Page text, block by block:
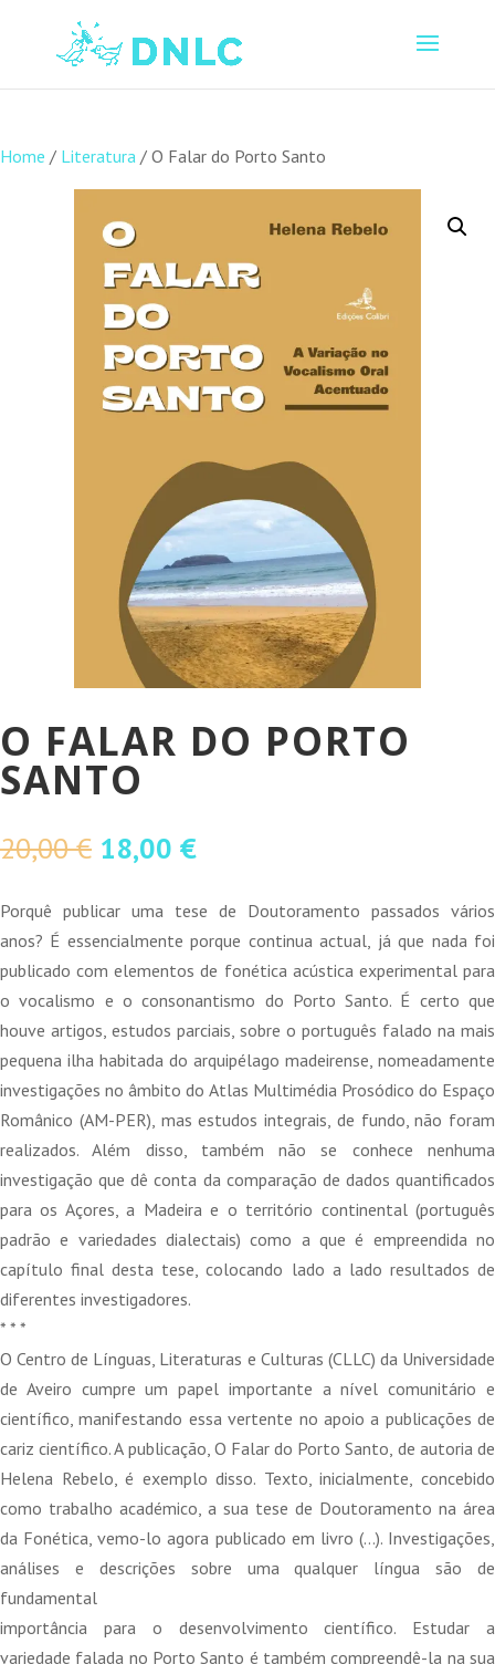
Home / Literatura / O Falar do Porto Santo
O FALAR DO PORTO
SANTO
20,00€ O
original
era:
20,00 €.
18,00 €O
atual
é:
18,00 €.
Porquê publicar uma tese de Doutoramento passados vários
anos? É essencialmente porque continua actual, já que nada foi
publicado com elementos de fonética acústica experimental para
o vocalismo e o consonantismo do Porto Santo. É certo que
houve artigos, estudos parciais, sobre o português falado na mais
pequena ilha habitada do arquipélago madeirense, nomeadamente
investigações no âmbito do Atlas Multimédia Prosódico do Espaço
Românico (AM-PER), mas estudos integrais, de fundo, não foram
realizados. Além disso, também não se conhece nenhuma
investigação que dê conta da comparação de dados quantificados
para os Açores, a Madeira e o território continental (português
padrão e variedades dialectais) como a que é empreendida no
capítulo final desta tese, colocando lado a lado resultados de
diferentes investigadores.
* * *
O Centro de Línguas, Literaturas e Culturas (CLLC) da Universidade
de Aveiro cumpre um papel importante a nível comunitário e
científico, manifestando essa vertente no apoio a publicações de
cariz científico. A publicação, O Falar do Porto Santo, de autoria de
Helena Rebelo, é exemplo disso. Texto, inicialmente, concebido
como trabalho académico, a sua tese de Doutoramento na área
da Fonética, vemo-lo agora publicado em livro (…). Investigações,
análises e descrições sobre uma qualquer língua são de
fundamental
importância para o desenvolvimento científico. Estudar a
variedade falada no Porto Santo é também compreendê-la na sua